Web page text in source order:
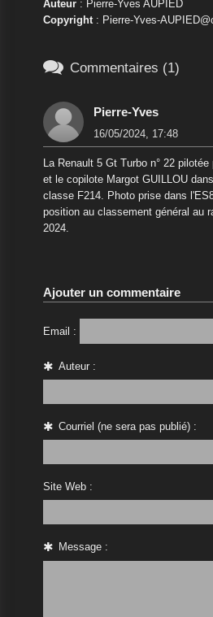
Auteur: Pierre-Yves AUPIED
Copyright: Pierre-Yves-
 Commentaires (1)
Pierre-Yves
16/05/2024, 17:48
La Renault 5 Gt Turbo n° 22
et le copilote Margot GUILLOU
classe F214. Photo prise dans
position au classement général au
2024.
Ajouter un commentaire
Email :
Auteur :
Courriel (ne sera pas publié) :
Site Web :
Message :